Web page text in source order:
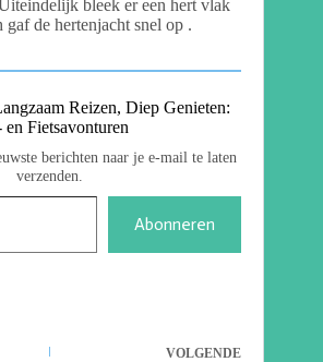
bleek er een hert vlak
de hertenjacht snel op .
Reizen, Diep Genieten:
en Fietsavonturen
berichten naar je e-mail te laten
verzenden.
Abonneren
VOLGENDE